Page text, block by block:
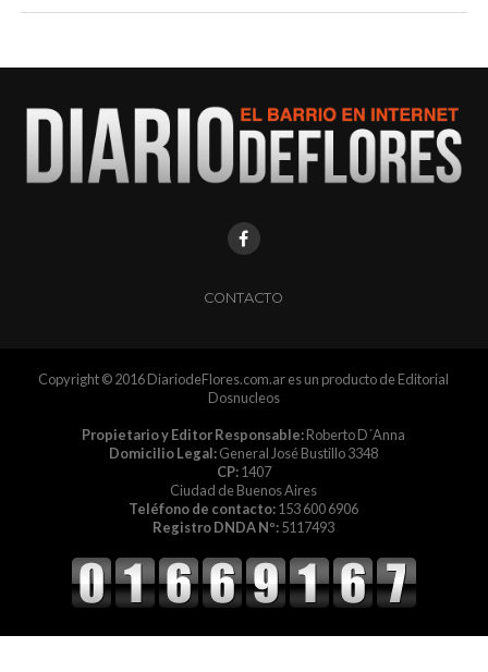
CONTACTO
Copyright © 2016 DiariodeFlores.com.ar es un producto de Editorial
Dosnucleos
Propietario y Editor Responsable:Roberto D´Anna
Domicilio Legal:General José Bustillo 3348
CP:1407
Ciudad de Buenos Aires
Teléfono de contacto:153 600 6906
Registro DNDA Nº:5117493